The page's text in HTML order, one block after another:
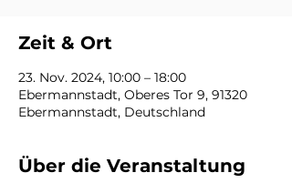
Zeit & Ort
23. Nov. 2024, 10:00 – 18:00
Ebermannstadt, Oberes Tor 9, 91320
Ebermannstadt, Deutschland
Über die Veranstaltung